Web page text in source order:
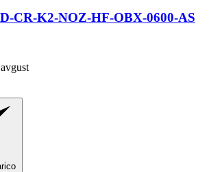
CR-K2-NOZ-HF-OBX-0600-AS